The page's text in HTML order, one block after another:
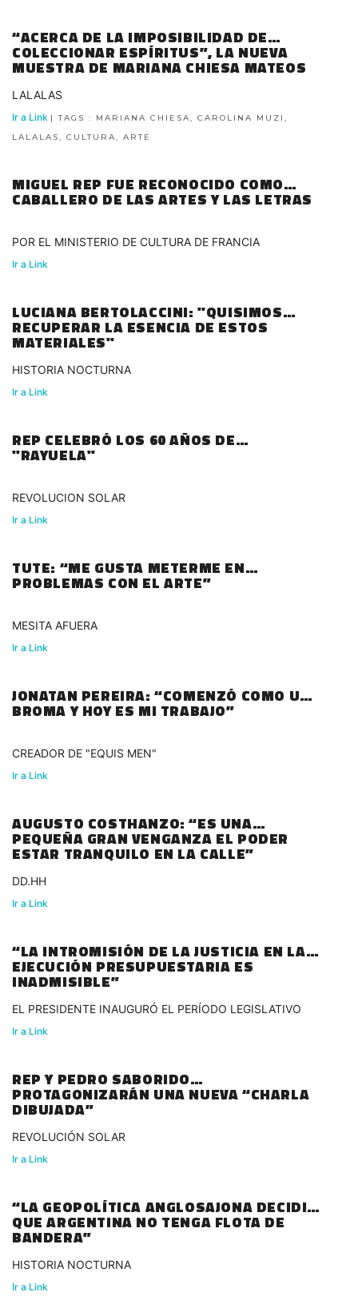
“ACERCA DE LA IMPOSIBILIDAD DE
COLECCIONAR ESPÍRITUS”, LA NUEVA
MUESTRA DE MARIANA CHIESA MATEOS
LALALAS
Ir a Link | TAGS : MARIANA CHIESA, CAROLINA MUZI,
LALALAS, CULTURA, ARTE
MIGUEL REP FUE RECONOCIDO COMO
CABALLERO DE LAS ARTES Y LAS LETRAS
POR EL MINISTERIO DE CULTURA DE FRANCIA
Ir a Link
LUCIANA BERTOLACCINI: "QUISIMOS
RECUPERAR LA ESENCIA DE ESTOS
MATERIALES"
HISTORIA NOCTURNA
Ir a Link
REP CELEBRÓ LOS 60 AÑOS DE
"RAYUELA"
REVOLUCION SOLAR
Ir a Link
TUTE: “ME GUSTA METERME EN
PROBLEMAS CON EL ARTE”
MESITA AFUERA
Ir a Link
JONATAN PEREIRA: “COMENZÓ COMO UNA
BROMA Y HOY ES MI TRABAJO”
CREADOR DE "EQUIS MEN"
Ir a Link
AUGUSTO COSTHANZO: “ES UNA
PEQUEÑA GRAN VENGANZA EL PODER
ESTAR TRANQUILO EN LA CALLE”
DD.HH
Ir a Link
“LA INTROMISIÓN DE LA JUSTICIA EN LA
EJECUCIÓN PRESUPUESTARIA ES
INADMISIBLE”
EL PRESIDENTE INAUGURÓ EL PERÍODO LEGISLATIVO
Ir a Link
REP Y PEDRO SABORIDO
PROTAGONIZARÁN UNA NUEVA “CHARLA
DIBUJADA”
REVOLUCIÓN SOLAR
Ir a Link
“LA GEOPOLÍTICA ANGLOSAJONA DECIDIÓ
QUE ARGENTINA NO TENGA FLOTA DE
BANDERA”
HISTORIA NOCTURNA
Ir a Link